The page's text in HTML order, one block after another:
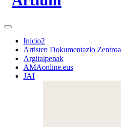
Inicio2
Artisten Dokumentazio Zentroa
Argitalpenak
AMAonline.eus
JAI